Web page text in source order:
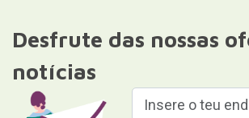
Desfrute das nossas
notícias